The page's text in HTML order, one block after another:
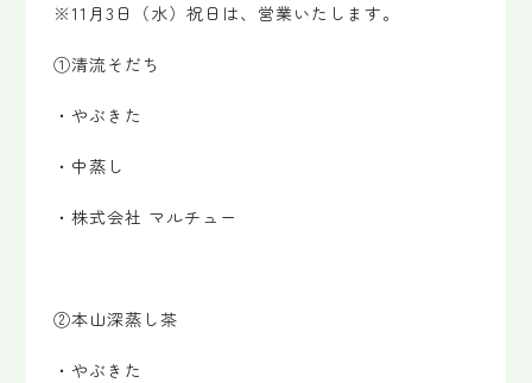
※11月3日（水）祝日は、営業いたします。
①清流そだち
・やぶきた
・中蒸し
・株式会社 マルチュー
②本山深蒸し茶
・やぶきた